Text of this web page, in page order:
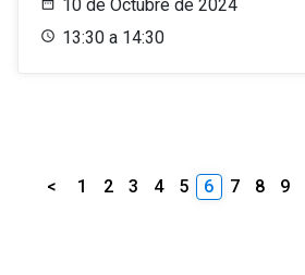
10 de Octubre de 2024
13:30 a 14:30
< 1 2 3 4 5 6 7 8 9